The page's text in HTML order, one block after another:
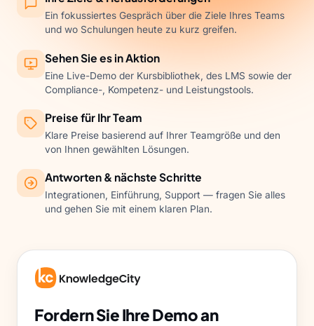
Ein fokussiertes Gespräch über die Ziele Ihres Teams
und wo Schulungen heute zu kurz greifen.
Sehen Sie es in Aktion
Eine Live-Demo der Kursbibliothek, des LMS sowie der
Compliance-, Kompetenz- und Leistungstools.
Preise für Ihr Team
Klare Preise basierend auf Ihrer Teamgröße und den
von Ihnen gewählten Lösungen.
Antworten & nächste Schritte
Integrationen, Einführung, Support — fragen Sie alles
und gehen Sie mit einem klaren Plan.
Fordern Sie Ihre Demo an